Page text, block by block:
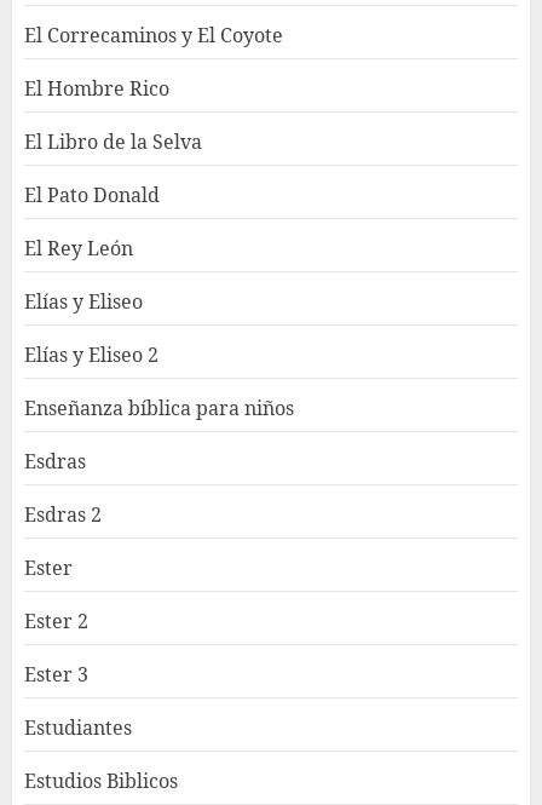
El Correcaminos y El Coyote
El Hombre Rico
El Libro de la Selva
El Pato Donald
El Rey León
Elías y Eliseo
Elías y Eliseo 2
Enseñanza bíblica para niños
Esdras
Esdras 2
Ester
Ester 2
Ester 3
Estudiantes
Estudios Biblicos